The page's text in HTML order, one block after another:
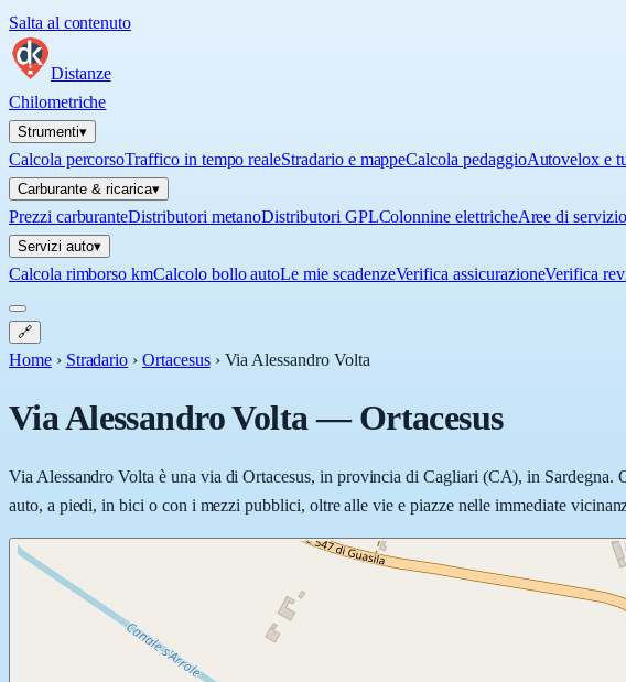
Salta al contenuto
Distanze
Chilometriche
Strumenti▾
Calcola percorsoTraffico in tempo realeStradario e mappeCalcola pedaggioAutovelox e
Carburante & ricarica▾
Prezzi carburanteDistributori metanoDistributori GPLColonnine elettricheAree di servizio
Servizi auto▾
Calcola rimborso kmCalcolo bollo autoLe mie scadenzeVerifica assicurazioneVerifica
🔗
Home › Stradario › Ortacesus › Via Alessandro Volta
Via Alessandro Volta—Ortacesus
Via Alessandro Volta è una via di Ortacesus, in provincia di Cagliari (CA), in
auto, a piedi, in bici o con i mezzi pubblici, oltre alle vie e piazze nelle immediate